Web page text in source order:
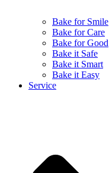
Bake for Smile
Bake for Care
Bake for Good
Bake it Safe
Bake it Smart
Bake it Easy
Service